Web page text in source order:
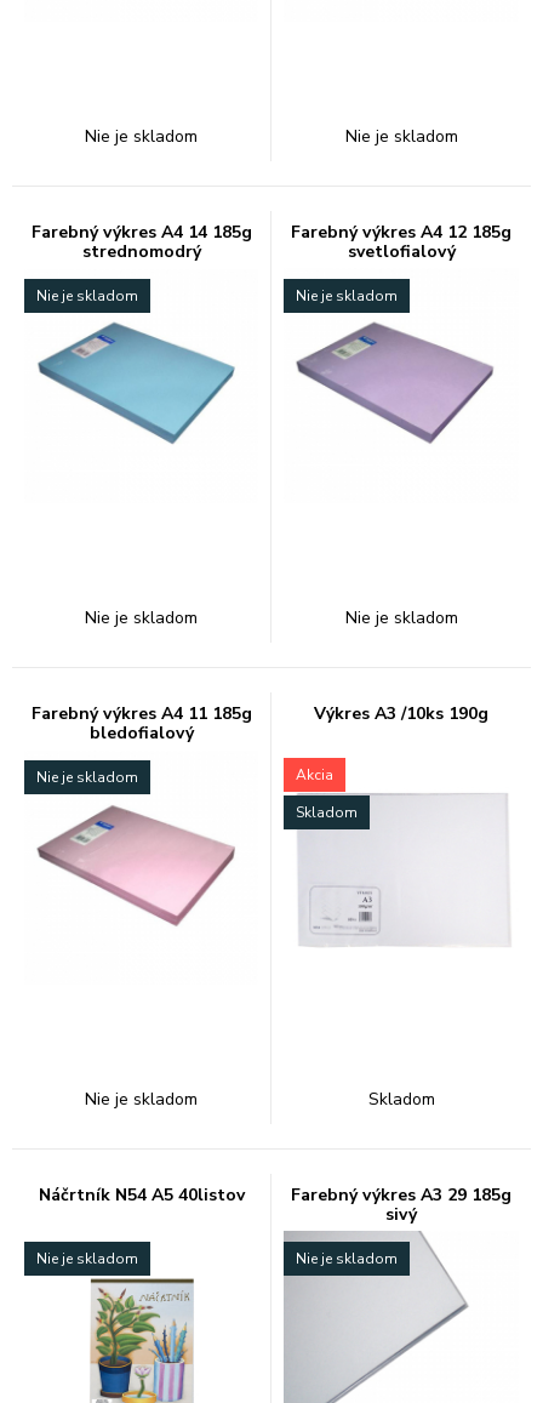
Nie je skladom Nie je skladom
Farebný výkres A4 14 185g
strednomodrý
Nie je skladom
Nie je skladom
Farebný výkres A4 12 185g
svetlofialový
Nie je skladom
Nie je skladom
Farebný výkres A4 11 185g
bledofialový
Nie je skladom
Nie je skladom
Výkres A3 /10ks 190g
Akcia
Skladom
Skladom
Náčrtník N54 A5 40listov
Nie je skladom
Farebný výkres A3 29 185g
sivý
Nie je skladom